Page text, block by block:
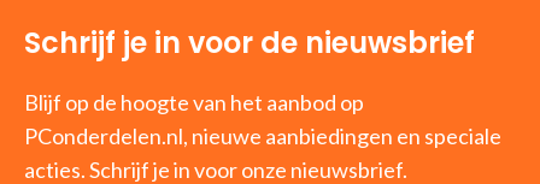
Schrijf je in voor de nieuwsbrief
Blijf op de hoogte van het aanbod op
PConderdelen.nl, nieuwe aanbiedingen en speciale
acties. Schrijf je in voor onze nieuwsbrief.